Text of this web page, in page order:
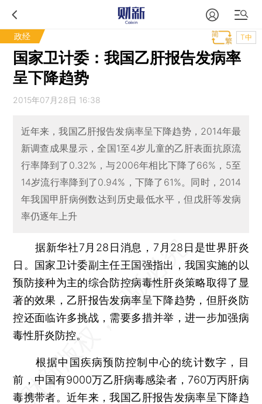
政经 T中
国家卫计委：我国乙肝报告发病率
呈下降趋势
2015年07月28日 16:38
近年来，我国乙肝报告发病率呈下降趋势，2014年最
新调查成果显示，全国1至4岁儿童的乙肝表面抗原流
行率降到了0.32%，与2006年相比下降了66%，5至
14岁流行率降到了0.94%，下降了61%。同时，2014
年我国甲肝病例数达到历史最低水平，但戊肝等发病
率仍逐年上升
据新华社7月28日消息，7月28日是世界肝炎
日。国家卫计委副主任王国强指出，我国实施的以
预防接种为主的综合防控病毒性肝炎策略取得了显
著的效果，乙肝报告发病率呈下降趋势，但肝炎防
控还面临许多挑战，需要多措并举，进一步加强病
毒性肝炎防控。
根据中国疾病预防控制中心的统计数字，目
前，中国有9000万乙肝病毒感染者，760万丙肝病
毒携带者。近年来，我国乙肝报告发病率呈下降趋